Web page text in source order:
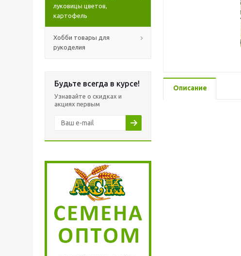
луковицы цветов,
картофель
Хобби товары для
рукоделия
Будьте всегда в курсе!
Узнавайте о скидках и
акциях первым
Описание